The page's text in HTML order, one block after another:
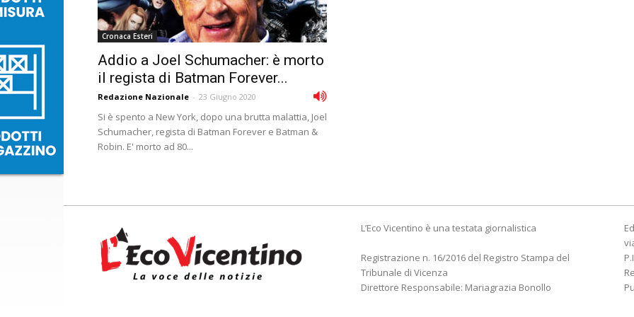
Cronaca Esteri
Addio a Joel Schumacher: è morto
il regista di Batman Forever...
Redazione Nazionale - 23 Giugno 2020
Si è spento a New York, dopo una brutta malattia, Joel
Schumacher, regista di Batman Forever e Batman &
Robin. E' morto ad 80...
L’Eco Vicentino è una testata giornalistica
Registrazione n. 16/2016 del Registro Stampa del
Tribunale di Vicenza
Direttore Responsabile: Mariagrazia Bonollo